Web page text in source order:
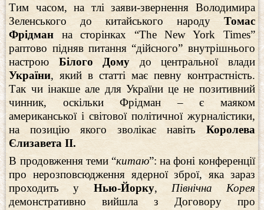
Тим часом, на тлі заяви-звернення Володимира
Зеленського до китайського народу Томас
Фрідман на сторінках “The New York Times”
раптово підняв питання “дійсного” внутрішнього
настрою Білого Дому до центральної влади
України, який в статті має певну контрастність.
Так чи інакше але для України це не позитивний
чинник, оскільки Фрідман – є маяком
американської і світової політичної журналістики,
на позицію якого зволікає навіть Королева
Єлизавета ІІ.
В продовження теми “китаю”: на фоні конференції
про нерозповсюдження ядерної зброї, яка зараз
проходить у Нью-Йорку, Північна Корея
демонстративно вийшла з Договору про